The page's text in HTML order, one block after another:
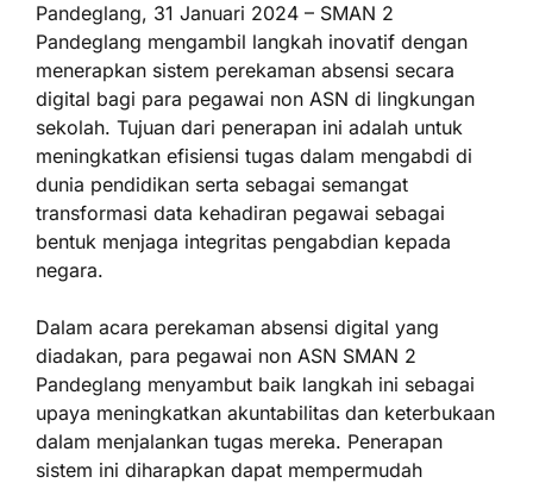
Pandeglang, 31 Januari 2024 – SMAN 2
Pandeglang mengambil langkah inovatif dengan
menerapkan sistem perekaman absensi secara
digital bagi para pegawai non ASN di lingkungan
sekolah. Tujuan dari penerapan ini adalah untuk
meningkatkan efisiensi tugas dalam mengabdi di
dunia pendidikan serta sebagai semangat
transformasi data kehadiran pegawai sebagai
bentuk menjaga integritas pengabdian kepada
negara.
Dalam acara perekaman absensi digital yang
diadakan, para pegawai non ASN SMAN 2
Pandeglang menyambut baik langkah ini sebagai
upaya meningkatkan akuntabilitas dan keterbukaan
dalam menjalankan tugas mereka. Penerapan
sistem ini diharapkan dapat mempermudah